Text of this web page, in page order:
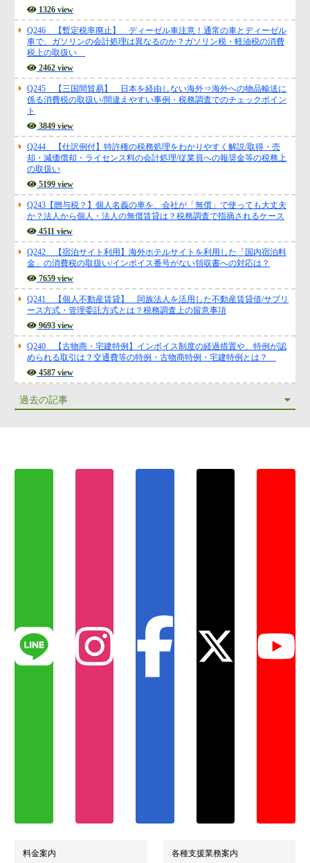
1326 view
Q246 【暫定税率廃止】 ディーゼル車注意！通常の車とディーゼル
車で、ガソリンの会計処理は異なるのか？ガソリン税・軽油税の消費
税上の取扱い
2462 view
Q245 【三国間貿易】 日本を経由しない海外⇒海外への物品輸送に
係る消費税の取扱い/間違えやすい事例・税務調査でのチェックポイン
ト
3849 view
Q244 【仕訳例付】特許権の税務処理をわかりやすく解説/取得・売
却・減価償却・ライセンス料の会計処理/従業員への報奨金等の税務上
の取扱い
5199 view
Q243【贈与税？】個人名義の車を、会社が「無償」で使っても大丈夫
か？法人から個人・法人の無償賃貸は？税務調査で指摘されるケース
4511 view
Q242 【宿泊サイト利用】海外ホテルサイトを利用した「国内宿泊料
金」の消費税の取扱い/インボイス番号がない領収書への対応は？
7659 view
Q241 【個人不動産賃貸】 同族法人を活用した不動産賃貸借/サブリ
ース方式・管理委託方式とは？税務調査上の留意事項
9693 view
Q240 【古物商・宅建特例】インボイス制度の経過措置や、特例が認
められる取引は？交通費等の特例・古物商特例・宅建特例とは？
4587 view
過去の記事
料金案内
各種支援業務案内